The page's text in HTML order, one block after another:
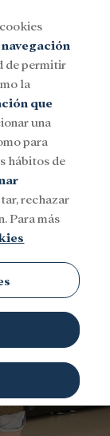
de permitir
la
que
una
para
hábitos de
rechazar
Para más